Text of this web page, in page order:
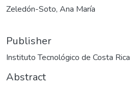
Zeledón-Soto, Ana María
Publisher
Instituto Tecnológico de Costa Rica
Abstract